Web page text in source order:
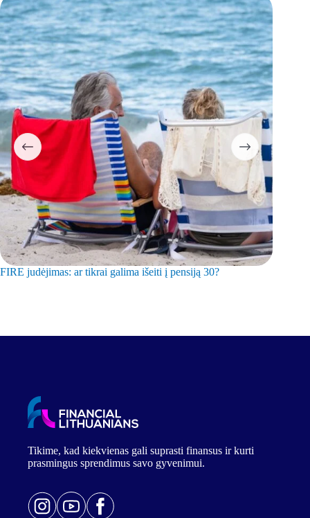
FIRE judėjimas: ar tikrai galima išeiti į pensiją 30?
Tikime, kad kiekvienas gali suprasti finansus ir kurti
prasmingus sprendimus savo gyvenimui.